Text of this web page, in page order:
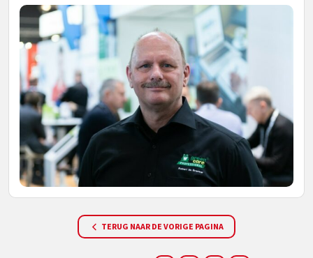
TERUG NAAR DE VORIGE PAGINA